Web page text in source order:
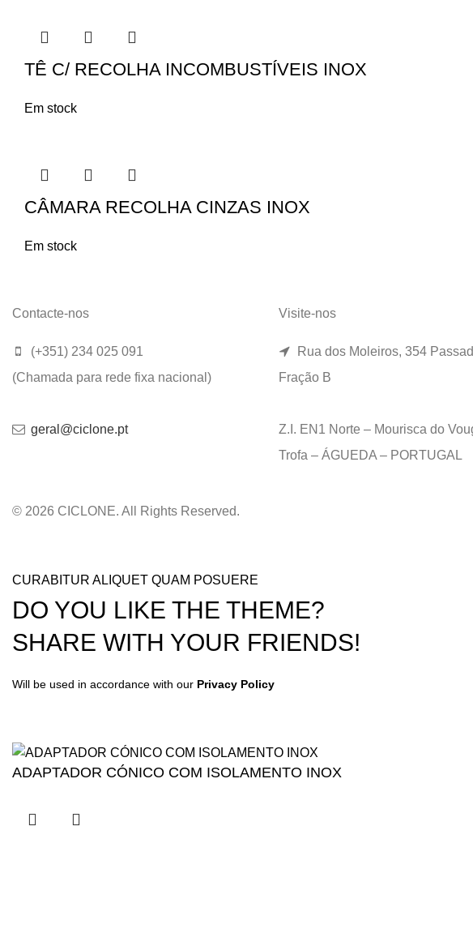
TÊ C/ RECOLHA INCOMBUSTÍVEIS INOX
Em stock
CÂMARA RECOLHA CINZAS INOX
Em stock
Contacte-nos
(+351) 234 025 091
(Chamada para rede fixa nacional)
geral@ciclone.pt
Visite-nos
Rua dos Moleiros, 354
Fração B
Z.I. EN1 Norte – Mourisca do
Trofa – ÁGUEDA – PORTUGAL
© 2026 CICLONE. All Rights Reserved.
CURABITUR ALIQUET QUAM POSUERE
DO YOU LIKE THE THEME?
SHARE WITH YOUR FRIENDS!
Will be used in accordance with our Privacy Policy
ADAPTADOR CÓNICO COM ISOLAMENTO INOX